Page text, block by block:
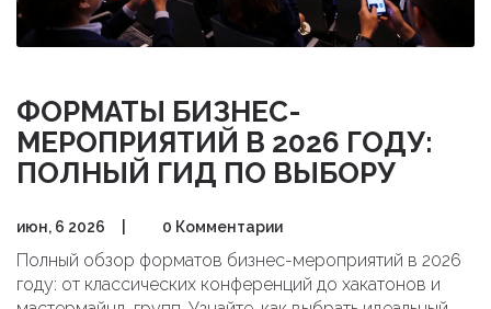
ФОРМАТЫ БИЗНЕС-
МЕРОПРИЯТИЙ В 2026 ГОДУ:
ПОЛНЫЙ ГИД ПО ВЫБОРУ
июн, 6 2026 0 Комментарии
Полный обзор форматов бизнес-мероприятий в 2026
году: от классических конференций до хакатонов и